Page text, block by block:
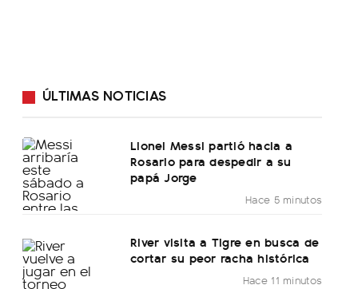
ÚLTIMAS NOTICIAS
Lionel Messi partió hacia a
Rosario para despedir a su
papá Jorge
Hace 5 minutos
River visita a Tigre en busca de
cortar su peor racha histórica
Hace 11 minutos